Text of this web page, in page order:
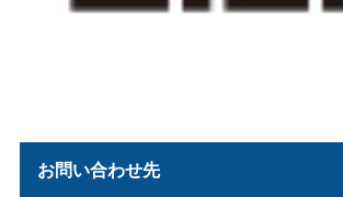
お問い合わせ先